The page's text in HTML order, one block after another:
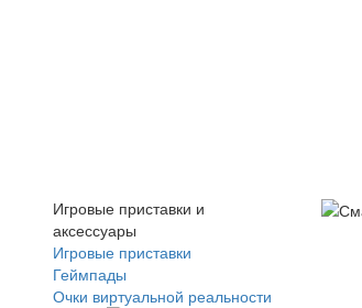
Игровые приставки и
аксессуары
Игровые приставки
Геймпады
Очки виртуальной реальности